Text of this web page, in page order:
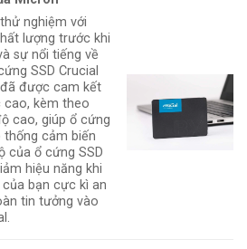
nghiệm với
lượng trước khi
sự nổi tiếng về
SSD Crucial
đã được cam kết
kèm theo
cao, giúp ổ cứng
cảm biến
của ổ cứng SSD
hiệu năng khi
bạn cực kì an
tin tưởng vào